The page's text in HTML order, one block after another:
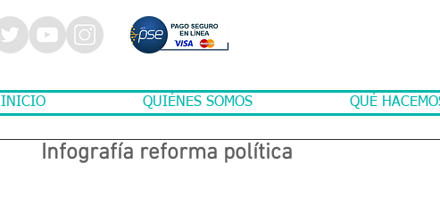
INICIO QUIÉNES SOMOS QUÉ
Infografía reforma política